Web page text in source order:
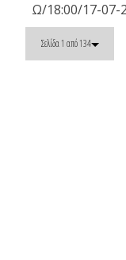
Ω/18:00/17-07-
Σελίδα 1 από 134